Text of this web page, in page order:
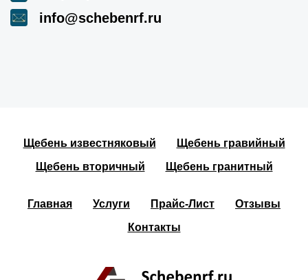
info@schebenrf.ru
Щебень известняковый
Щебень гравийный
Щебень вторичный
Щебень гранитный
Главная Услуги Прайс-Лист
Отзывы
Контакты